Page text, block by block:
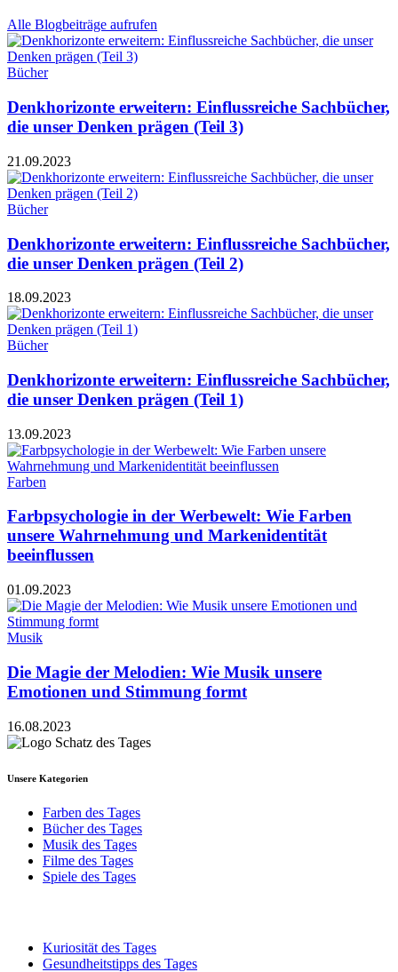
Alle Blogbeiträge aufrufen
Bücher
Denkhorizonte erweitern: Einflussreiche Sachbücher,
die unser Denken prägen (Teil 3)
21.09.2023
Bücher
Denkhorizonte erweitern: Einflussreiche Sachbücher,
die unser Denken prägen (Teil 2)
18.09.2023
Bücher
Denkhorizonte erweitern: Einflussreiche Sachbücher,
die unser Denken prägen (Teil 1)
13.09.2023
Farben
Farbpsychologie in der Werbewelt: Wie Farben
unsere Wahrnehmung und Markenidentität
beeinflussen
01.09.2023
Musik
Die Magie der Melodien: Wie Musik unsere
Emotionen und Stimmung formt
16.08.2023
Unsere Kategorien
Farben des Tages
Bücher des Tages
Musik des Tages
Filme des Tages
Spiele des Tages
Kuriosität des Tages
Gesundheitstipps des Tages